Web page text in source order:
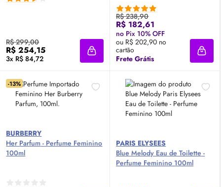
R$ 299,00
R$ 254,15
3x R$ 84,72 Adicionar à sacola
R$ 238,90
R$ 182,61
no Pix 10% OFF
ou R$ 202,90 no
cartão
Frete Grátis
-13%
BURBERRY
Her Parfum - Perfume Feminino
100ml
PARIS ELYSEES
Blue Melody Eau de Toilette -
Perfume Feminino 100ml